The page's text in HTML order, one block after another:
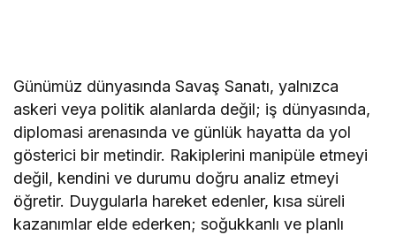
Günümüz dünyasında Savaş Sanatı, yalnızca
askeri veya politik alanlarda değil; iş dünyasında,
diplomasi arenasında ve günlük hayatta da yol
gösterici bir metindir. Rakiplerini manipüle etmeyi
değil, kendini ve durumu doğru analiz etmeyi
öğretir. Duygularla hareket edenler, kısa süreli
kazanımlar elde ederken; soğukkanlı ve planlı